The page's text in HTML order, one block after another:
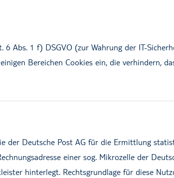
6 Abs. 1 f) DSGVO (zur Wahrung der IT-
Bereichen Cookies ein, die verhindern,
der Deutsche Post AG für die Ermittlung
einer sog. Mikrozelle der
hinterlegt. Rechtsgrundlage für diese